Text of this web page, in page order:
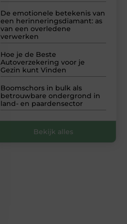
De emotionele betekenis van
een herinneringsdiamant: as
van een overledene
verwerken
Hoe je de Beste
Autoverzekering voor je
Gezin kunt Vinden
Boomschors in bulk als
betrouwbare ondergrond in
land- en paardensector
Bekijk alles